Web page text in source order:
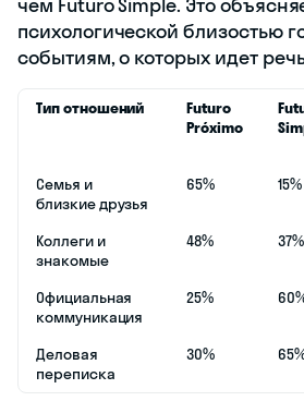
психологической близостью
событиям, о которых идет
Тип отношений
Futuro
Próximo
Семья и
близкие друзья
65% 15%
Коллеги и
знакомые
48% 37%
Официальная
коммуникация
25%
Деловая
переписка
30%